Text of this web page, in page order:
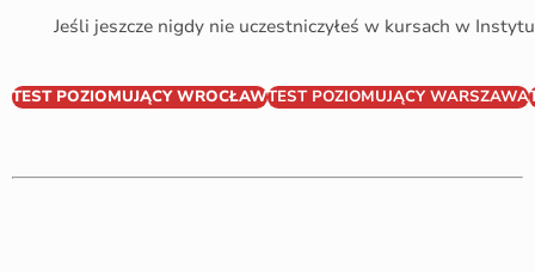
Jeśli jeszcze nigdy nie uczestniczyłeś w kursach w
TEST POZIOMUJĄCY WROCŁAWTEST POZIOMUJĄCY WARSZAWA